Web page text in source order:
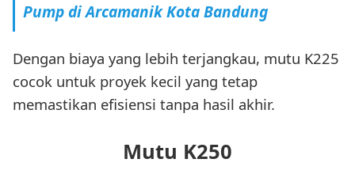
Pump di Arcamanik Kota Bandung
Dengan biaya yang lebih terjangkau, mutu K225
cocok untuk proyek kecil yang tetap
memastikan efisiensi tanpa hasil akhir.
Mutu K250